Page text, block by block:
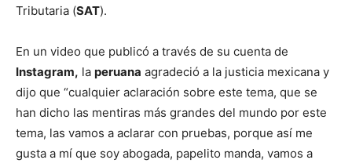
Tributaria (SAT).
En un video que publicó a través de su cuenta de
Instagram, la peruana agradeció a la justicia mexicana y
dijo que “cualquier aclaración sobre este tema, que se
han dicho las mentiras más grandes del mundo por este
tema, las vamos a aclarar con pruebas, porque así me
gusta a mí que soy abogada, papelito manda, vamos a